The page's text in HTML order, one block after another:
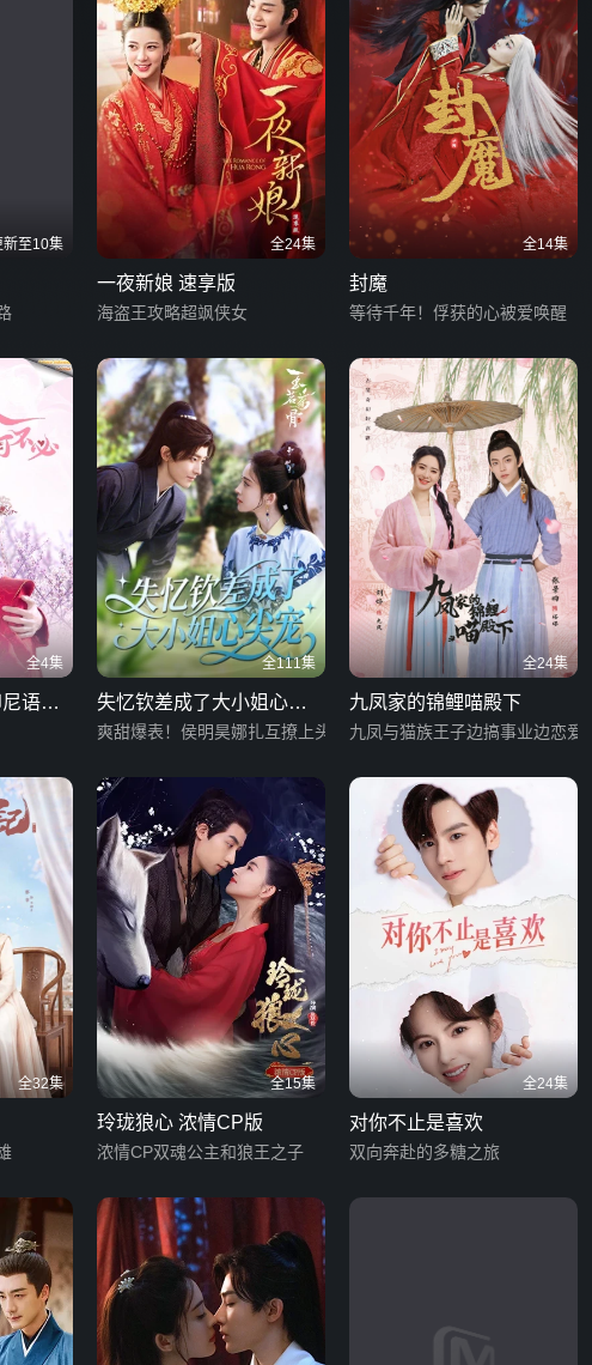
新至10集 全24集
一夜新娘 速享版
海盗王攻略超飒侠女
全14集
封魔
等待千年！俘获的心被爱唤醒
全4集
语字
全111集
失忆钦差成了大小姐心尖
宠
爽甜爆表！侯明昊娜扎互撩上头
全24集
九凤家的锦鲤喵殿下
九凤与猫族王子边搞事业边恋爱
全32集 全15集
玲珑狼心 浓情CP版
浓情CP双魂公主和狼王之子
全24集
对你不止是喜欢
双向奔赴的多糖之旅